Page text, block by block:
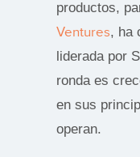
productos,
Ventures, ha
liderada por
ronda es
en sus
operan.